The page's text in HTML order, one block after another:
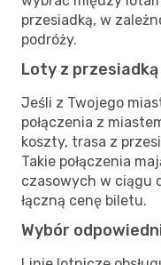
przesiadką, w
podróży.
Loty z
Jeśli z Twojego
połączenia z
koszty, trasa z
Takie połączenia
czasowych w ciągu
łączną cenę biletu.
Wybór